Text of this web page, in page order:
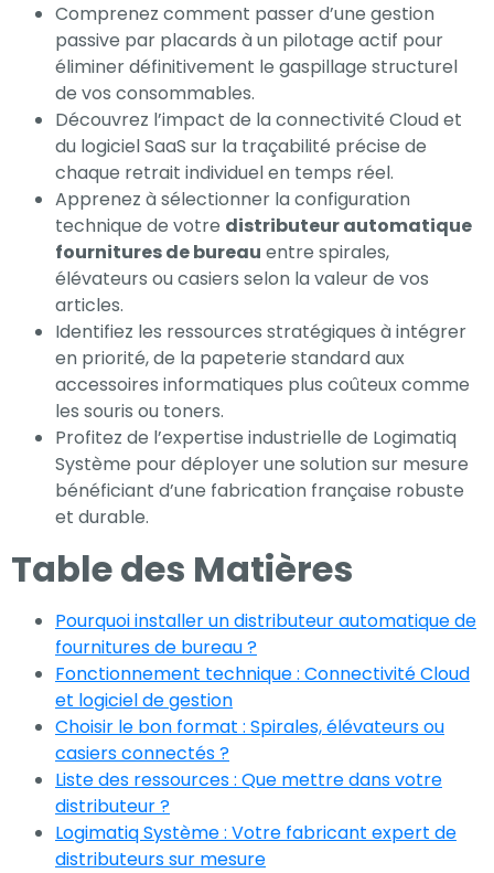
Comprenez comment passer d’une gestion
passive par placards à un pilotage actif pour
éliminer définitivement le gaspillage structurel
de vos consommables.
Découvrez l’impact de la connectivité Cloud et
du logiciel SaaS sur la traçabilité précise de
chaque retrait individuel en temps réel.
Apprenez à sélectionner la configuration
technique de votre distributeur automatique
fournitures de bureau entre spirales,
élévateurs ou casiers selon la valeur de vos
articles.
Identifiez les ressources stratégiques à intégrer
en priorité, de la papeterie standard aux
accessoires informatiques plus coûteux comme
les souris ou toners.
Profitez de l’expertise industrielle de Logimatiq
Système pour déployer une solution sur mesure
bénéficiant d’une fabrication française robuste
et durable.
Table des Matières
Pourquoi installer un distributeur automatique de
fournitures de bureau ?
Fonctionnement technique : Connectivité Cloud
et logiciel de gestion
Choisir le bon format : Spirales, élévateurs ou
casiers connectés ?
Liste des ressources : Que mettre dans votre
distributeur ?
Logimatiq Système : Votre fabricant expert de
distributeurs sur mesure
Nécessaire
Ces cookies ne
sont pas
facultatifs. Ils
sont
nécessaires au
fonctionnement
du site Web.
Statistiques
Afin que nous
puissions
améliorer la
fonctionnalité
et la
structure du
site Web, en
fonction de la
site Web est
utilisé.
Expérience
Afin que notre
site Web
fonctionne
aussi bien que